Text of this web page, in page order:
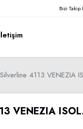
Bizi Takip
Silverline 4113 VENEZIA
VENEZIA